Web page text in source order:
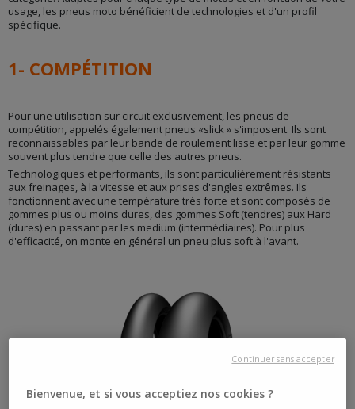
usage, les pneus moto bénéficient de technologies et d'un profil
spécifique.
1- COMPÉTITION
Pour une utilisation sur circuit exclusivement, les pneus de
compétition, appelés également pneus «slick » s'imposent. Ils sont
reconnaissables par leur bande de roulement lisse et par leur gomme
souvent plus tendre que celle des autres pneus.
Technologiques et performants, ils sont particulièrement résistants
aux freinages, à la vitesse et aux prises d'angles extrêmes. Ils
fonctionnent avec une température très forte et sont composés de
gommes plus ou moins dures, des gommes Soft (tendres) aux Hard
(dures) en passant par les medium (intermédiaires). Pour plus
d'efficacité, on monte en général un pneu plus soft à l'avant.
Bienvenue, et si vous acceptiez nos cookies ?
Continuer sans accepter